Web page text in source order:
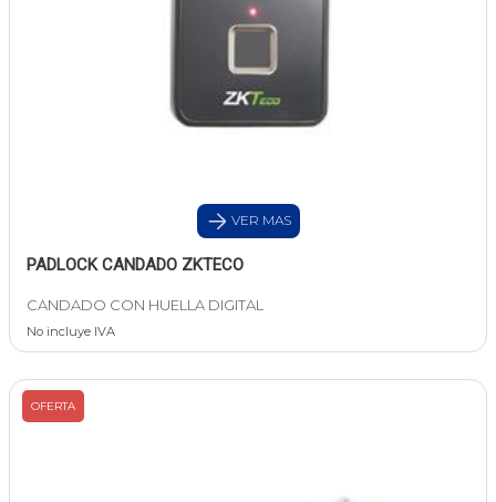
VER MAS
PADLOCK CANDADO ZKTECO
CANDADO CON HUELLA DIGITAL
No incluye IVA
OFERTA